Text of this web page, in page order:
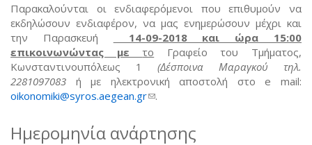
Παρακαλούνται οι ενδιαφερόμενοι που επιθυμούν να
εκδηλώσουν ενδιαφέρον, να μας ενημερώσουν μέχρι και
την Παρασκευή
14-09-2018 και ώρα 15:00
επικοινωνώντας μετο Γραφείο του Τμήματος,
Κωνσταντινουπόλεως 1 (Δέσποινα Μαραγκού τηλ.
2281097083 ή με ηλεκτρονική αποστολή στο e mail:
oikonomiki@syros.aegean.gr(link sends e-mail)
.
Ημερομηνία ανάρτησης